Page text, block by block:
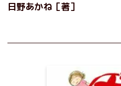
日野あかね［著］